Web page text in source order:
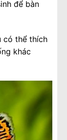
để bàn
có thể thích
khác